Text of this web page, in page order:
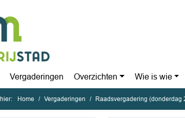
Vergaderingen Overzichten Wie is wie
Home Vergaderingen Raadsvergadering (donderdag